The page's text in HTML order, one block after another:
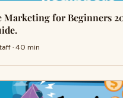
Marketing for Beginners
· 40 min